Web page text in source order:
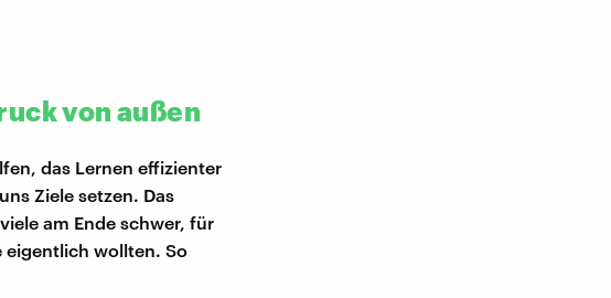
von außen
das Lernen effizienter
Ziele setzen. Das
am Ende schwer, für
eigentlich wollten. So